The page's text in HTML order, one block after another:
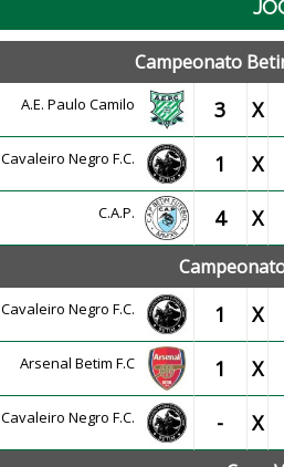
Campeonato
A.E. Paulo Camilo 3 X
Cavaleiro Negro F.C. 1 X
C.A.P. 4 X
Cavaleiro Negro F.C. 1 X
Arsenal Betim F.C 1 X
Cavaleiro Negro F.C. - X